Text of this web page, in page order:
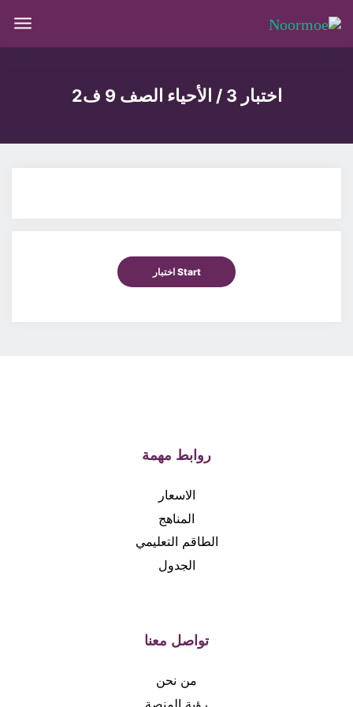
اختبار 3 / الأحياء الصف 9 ف2
روابط مهمة
الاسعار
المناهج
الطاقم التعليمي
الجدول
تواصل معنا
من نحن
رؤية المنصة